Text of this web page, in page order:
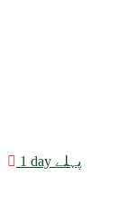
1 day پہلے